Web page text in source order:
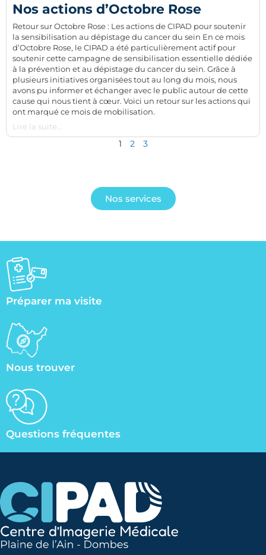
Nos actions d’Octobre Rose
Retour sur Octobre Rose : Les actions de CIPAD pour soutenir
la sensibilisation au dépistage du cancer du sein En ce mois
d’Octobre Rose, le CIPAD a été particulièrement actif pour
soutenir cette campagne de sensibilisation essentielle dédiée
à la prévention et au dépistage du cancer du sein. Grâce à
plusieurs initiatives organisées tout au long du mois, nous
avons pu informer et échanger avec le public autour de cette
cause qui nous tient à cœur. Voici un retour sur les actions qui
ont marqué ce mois de mobilisation.
Lire la suite...
1
2 3
Nos services
Préparer ma visite
Nous trouver
Questions fréquentes